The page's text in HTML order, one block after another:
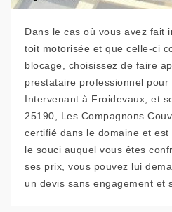
Dans le cas où vous avez fait
toit motorisée et que celle-ci
blocage, choisissez de faire
prestataire professionnel
Intervenant à Froidevaux, et
25190, Les Compagnons
certifié dans le domaine et
le souci auquel vous êtes
ses prix, vous pouvez lui
un devis sans engagement et